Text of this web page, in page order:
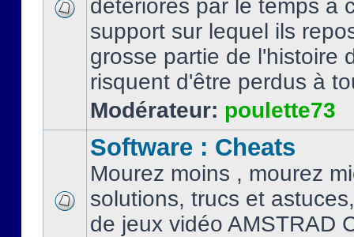
détériorés par le temps à
support sur lequel ils
grosse partie de l'histoire
risquent d'être perdus à
Modérateur: poulette73
Software : Cheats
Mourez moins , mourez
solutions, trucs et
de jeux vidéo AMSTRAD